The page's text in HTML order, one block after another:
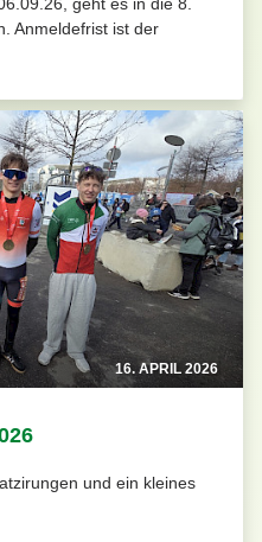
Anmeldefrist ist der
16. APRIL 2026
und ein kleines